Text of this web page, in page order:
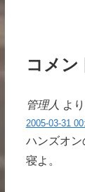
コメン
管理人 よ
2005-03-31
ハンズオ
寝よ。